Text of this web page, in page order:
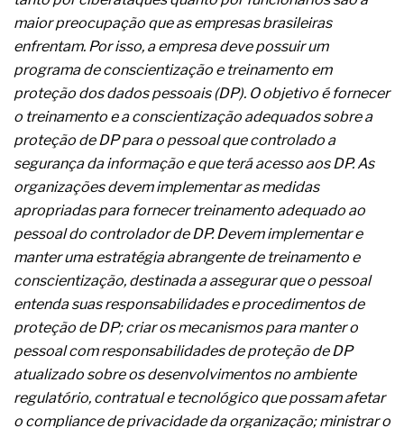
A prevenção clínica da coceira no ânus
Os sintomas clínicos do teratoma de ovário
O tratamento médico da síndrome da fadiga
crônica
As causas médicas da queda dos cabelos ou
calvície
Quando a gestão é o obstáculo para o resultado
positivo
Os procedimentos para a inspeção em estruturas
hidráulicas de concreto de obras
O movimento regular reduz em 19% o risco de
morte precoce e melhora o metabolismo
O desenvolvimento de indicadores nas atividades
de governança das organizações
O desenho industrial ganha espaço como
estratégia competitiva nas empresas
As variações dimensionais dos produtos de
materiais cimentícios com fibra de vidro
A próxima vantagem competitiva não está no
modelo de IA
complexa ficou ainda mais humana
maior preocupação que as empresas brasileiras
enfrentam. Por isso, a empresa deve possuir um
programa de conscientização e treinamento em
proteção dos dados pessoais (DP). O objetivo é fornecer
o treinamento e a conscientização adequados sobre a
proteção de DP para o pessoal que controlado a
segurança da informação e que terá acesso aos DP. As
organizações devem implementar as medidas
apropriadas para fornecer treinamento adequado ao
pessoal do controlador de DP. Devem implementar e
manter uma estratégia abrangente de treinamento e
conscientização, destinada a assegurar que o pessoal
entenda suas responsabilidades e procedimentos de
proteção de DP; criar os mecanismos para manter o
pessoal com responsabilidades de proteção de DP
atualizado sobre os desenvolvimentos no ambiente
regulatório, contratual e tecnológico que possam afetar
o compliance de privacidade da organização; ministrar o